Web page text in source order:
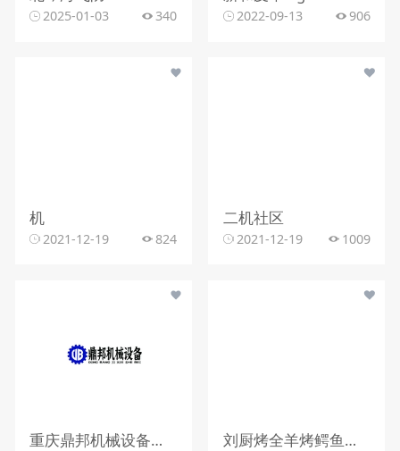
2025-01-03 340 2022-09-13 906
机
2021-12-19 824
二机社区
2021-12-19 1009
重庆鼎邦机械设备有限公司 刘厨烤全羊烤鳄鱼烤乳猪